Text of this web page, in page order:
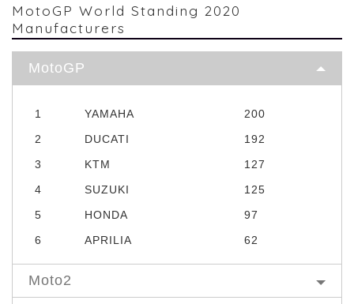
MotoGP World Standing 2020
Manufacturers
MotoGP
1 YAMAHA
200
2
DUCATI
192
3
KTM
127
4
SUZUKI
125
5
HONDA
97
6
APRILIA 62
Moto2